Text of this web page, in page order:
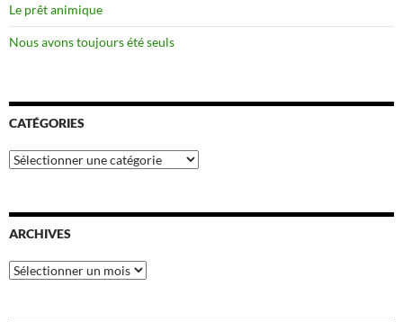
Le prêt animique
Nous avons toujours été seuls
CATÉGORIES
Catégories
ARCHIVES
Archives